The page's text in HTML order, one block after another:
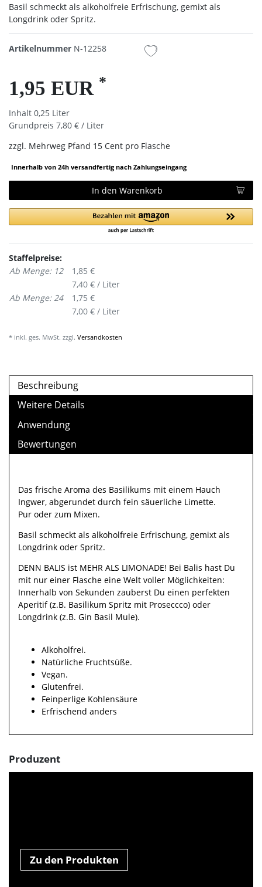
Basil schmeckt als alkoholfreie Erfrischung, gemixt als
Longdrink oder Spritz.
Artikelnummer N-12258
1,95 EUR *
Inhalt 0,25 Liter
Grundpreis 7,80 € / Liter
zzgl. Mehrweg Pfand 15 Cent pro Flasche
Innerhalb von 24h versandfertig nach Zahlungseingang
In den Warenkorb
Staffelpreise:
Ab Menge: 12
1,85 €
7,40 € / Liter
Ab Menge: 24
1,75 €
7,00 € / Liter
* inkl. ges. MwSt. zzgl. Versandkosten
Beschreibung
Weitere Details
Anwendung
Bewertungen
Das frische Aroma des Basilikums mit einem Hauch
Ingwer, abgerundet durch fein säuerliche Limette.
Pur oder zum Mixen.
Basil schmeckt als alkoholfreie Erfrischung, gemixt als
Longdrink oder Spritz.
DENN BALIS ist MEHR ALS LIMONADE! Bei Balis hast Du
mit nur einer Flasche eine Welt voller Möglichkeiten:
Innerhalb von Sekunden zauberst Du einen perfekten
Aperitif (z.B. Basilikum Spritz mit Proseccco) oder
Longdrink (z.B. Gin Basil Mule).
Alkoholfrei.
Natürliche Fruchtsüße.
Vegan.
Glutenfrei.
Feinperlige Kohlensäure
Erfrischend anders
Produzent
Zu den Produkten